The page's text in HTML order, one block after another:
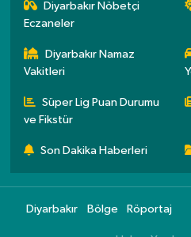
Diyarbakır Nöbetçi
Eczaneler
Diyarbakır Namaz
Vakitleri
Süper Lig Puan Durumu
ve Fikstür
Son Dakika Haberleri
Diyarbakır Bölge Röportaj